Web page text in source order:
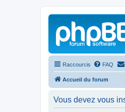
Raccourcis FAQ
Accueil du forum
Vous devez vous